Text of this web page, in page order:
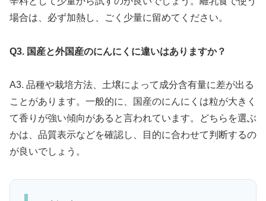
場合は、必ず加熱し、ごく少量に留めてください。
Q3. 国産と外国産のにんにくに違いはありますか？
A3. 品種や栽培方法、土壌によって成分含有量に差が出る
ことがあります。一般的に、国産のにんにくは粒が大きく
て香りが強い傾向があると言われています。どちらを選ぶ
かは、品質表示などを確認し、目的に合わせて判断するの
が良いでしょう。